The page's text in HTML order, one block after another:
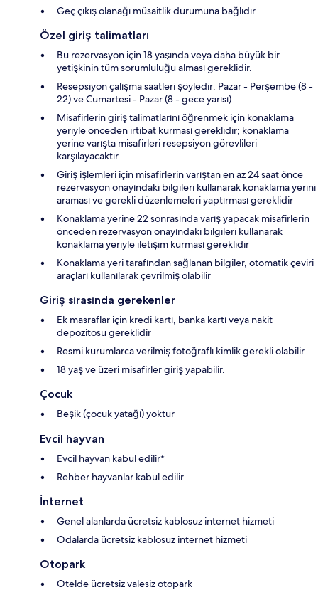
Geç çıkış olanağı müsaitlik durumuna bağlıdır
Özel giriş talimatları
Bu rezervasyon için 18 yaşında veya daha büyük bir
yetişkinin tüm sorumluluğu alması gereklidir.
Resepsiyon çalışma saatleri şöyledir: Pazar - Perşembe (8 -
22) ve Cumartesi - Pazar (8 - gece yarısı)
Misafirlerin giriş talimatlarını öğrenmek için konaklama
yeriyle önceden irtibat kurması gereklidir; konaklama
yerine varışta misafirleri resepsiyon görevlileri
karşılayacaktır
Giriş işlemleri için misafirlerin varıştan en az 24 saat önce
rezervasyon onayındaki bilgileri kullanarak konaklama yerini
araması ve gerekli düzenlemeleri yaptırması gereklidir
Konaklama yerine 22 sonrasında varış yapacak misafirlerin
önceden rezervasyon onayındaki bilgileri kullanarak
konaklama yeriyle iletişim kurması gereklidir
Konaklama yeri tarafından sağlanan bilgiler, otomatik çeviri
araçları kullanılarak çevrilmiş olabilir
Giriş sırasında gerekenler
Ek masraflar için kredi kartı, banka kartı veya nakit
depozitosu gereklidir
Resmi kurumlarca verilmiş fotoğraflı kimlik gerekli olabilir
18 yaş ve üzeri misafirler giriş yapabilir.
Çocuk
Beşik (çocuk yatağı) yoktur
Evcil hayvan
Evcil hayvan kabul edilir*
Rehber hayvanlar kabul edilir
İnternet
Genel alanlarda ücretsiz kablosuz internet hizmeti
Odalarda ücretsiz kablosuz internet hizmeti
Otopark
Otelde ücretsiz valesiz otopark